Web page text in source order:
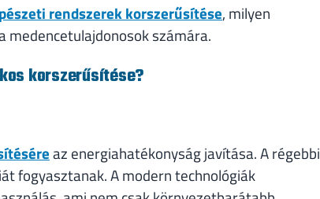
rendszerek korszerűsítése, milyen
medencetulajdonosok számára.
korszerűsítése?
az energiahatékonyság javítása. A régebbi
fogyasztanak. A modern technológiák